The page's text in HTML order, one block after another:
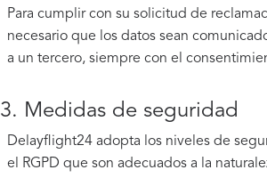
Para cumplir con su solicitud de
necesario que los datos sean
a un tercero, siempre con el
3. Medidas de seguridad
Delayflight24 adopta los niveles de
el RGPD que son adecuados a la